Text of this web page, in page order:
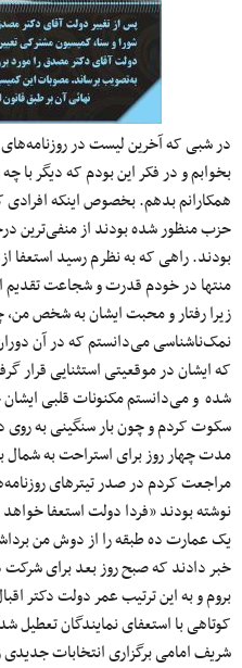
در شبی که آخرین لیست در
بخوابم و در فکر این بودم که دیگر با
همکارانم بدهم. بخصوص اینکه
حزب منظور شده بودند از منفی‌ترین
بودند. راهی که به نظرم رسید استعفا
منتها در خودم قدرت و شجاعت تقدیم
زیرا رفتار و محبت ایشان به شخص
نمک‌ناشناسی می‌دانستم که در آن
که ایشان در موقعیتی استثنایی قرار
شده و می‌دانستم مکنونات قلبی
سکوت کردم و چون بار سنگینی به
مدت چهار روز برای استراحت به شمال
مراجعت کردم در صدر تیترهای
نوشته بودند «فردا دولت استعفا
یک عمارت ده ‌طبقه را از دوش من
خبر دادند که صبح روز بعد برای
بروم و به این ترتیب عمر دولت دکتر
کوتاهی با استعفای نمایندگان
شریف امامی برگزاری انتخابات جدیدی